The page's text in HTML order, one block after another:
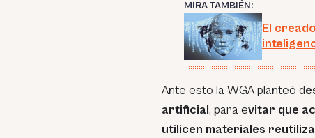
MIRA TAMBIÉN:
El
Ante esto la WGA planteó d
artificial, para evitar que
utilicen materiales